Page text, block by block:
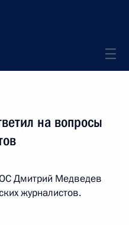
на вопросы
Дмитрий Медведев
журналистов.